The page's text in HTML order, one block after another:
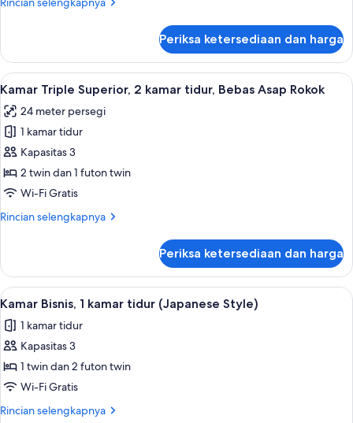
kamar
Asap
Rokok
Kamar
Triple
Superior,
kamar
tidur,
Bebas
Asap
Rokok
Periksa ketersediaan dan harga
Lihat
semua
foto
untuk
Kamar
Triple
Superior,
kamar
Asap
Rokok
Kamar Triple Superior, 2 kamar
11
Kamar Triple Superior, 2 kamar tidur, Bebas Asap Rokok
24 meter persegi
1 kamar tidur
Kapasitas 3
2 twin dan 1 futon twin
Wi-Fi Gratis
Rincian selengkapnya
Rincian
Kamar
Triple
Superior,
kamar
tidur,
Asap
Rokok
Periksa ketersediaan dan harga
Lihat
semua
foto
untuk
Kamar
Bisnis,
1
Kamar Bisnis, 1 kamar tidur
1
Kamar Bisnis, 1 kamar tidur (Japanese Style)
1 kamar tidur
Kapasitas 3
1 twin dan 2 futon twin
Wi-Fi Gratis
Rincian selengkapnya
Rincian